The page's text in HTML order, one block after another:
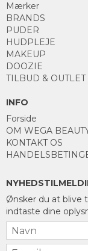
Mærker
BRANDS
PUDER
HUDPLEJE
MAKEUP
DOOZIE
TILBUD & OUTLET
INFO
Forside
OM WEGA
KONTAKT OS
Ønsker du at blive
indtaste dine